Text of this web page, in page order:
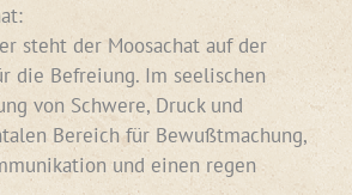
steht der Moosachat auf der
die Befreiung. Im seelischen
von Schwere, Druck und
Bereich für Bewußtmachung,
und einen regen